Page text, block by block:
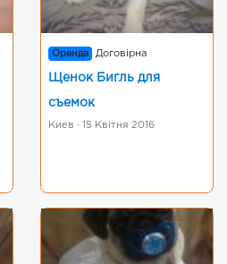
Оренда Договірна
Щенок Бигль для
съемок
Киев · 15 Квітня 2016